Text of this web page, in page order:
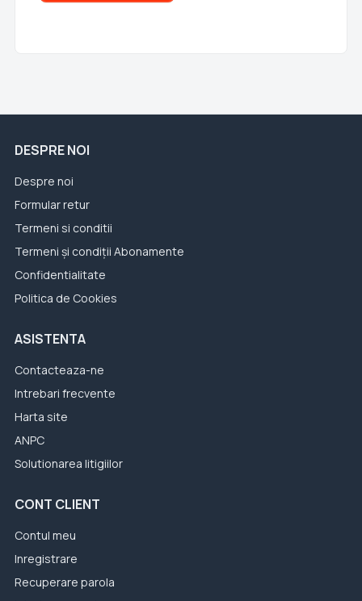
DESPRE NOI
Despre noi
Formular retur
Termeni si conditii
Termeni și condiții Abonamente
Confidentialitate
Politica de Cookies
ASISTENTA
Contacteaza-ne
Intrebari frecvente
Harta site
ANPC
Solutionarea litigiilor
CONT CLIENT
Contul meu
Inregistrare
Recuperare parola